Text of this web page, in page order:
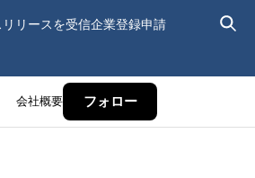
リースを受信企業登録申請
会社概要 フォロー